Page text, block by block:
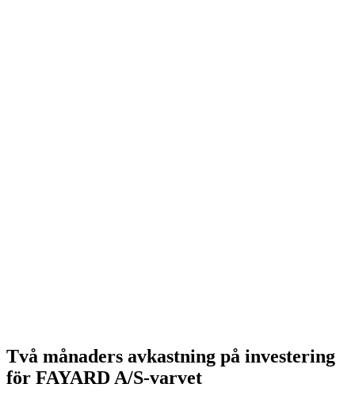
Två månaders avkastning på investering
för FAYARD A/S-varvet